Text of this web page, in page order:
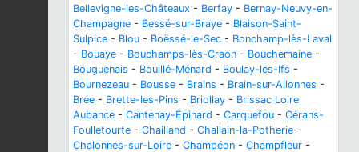
Bellevigne-les-Châteaux - Berfay - Bernay-Neuvy-en-
Champagne - Bessé-sur-Braye - Blaison-Saint-
Sulpice - Blou - Boëssé-le-Sec - Bonchamp-lès-Laval
- Bouaye - Bouchamps-lès-Craon - Bouchemaine -
Bouguenais - Bouillé-Ménard - Boulay-les-Ifs -
Bournezeau - Bousse - Brains - Brain-sur-Allonnes -
Brée - Brette-les-Pins - Briollay - Brissac Loire
Aubance - Cantenay-Épinard - Carquefou - Cérans-
Foulletourte - Chailland - Challain-la-Potherie -
Chalonnes-sur-Loire - Champéon - Champfleur -